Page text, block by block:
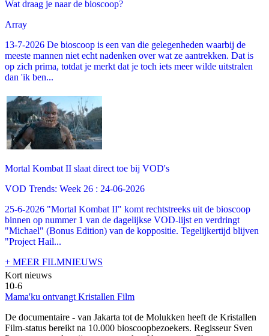
Wat draag je naar de bioscoop?
Array
13-7-2026 De bioscoop is een van die gelegenheden waarbij de
meeste mannen niet echt nadenken over wat ze aantrekken. Dat is
op zich prima, totdat je merkt dat je toch iets meer wilde uitstralen
dan 'ik ben...
Mortal Kombat II slaat direct toe bij VOD's
VOD Trends: Week 26 : 24-06-2026
25-6-2026 "Mortal Kombat II" komt rechtstreeks uit de bioscoop
binnen op nummer 1 van de dagelijkse VOD-lijst en verdringt
"Michael" (Bonus Edition) van de koppositie. Tegelijkertijd blijven
"Project Hail...
+ MEER FILMNIEUWS
Kort nieuws
10-6
Mama'ku ontvangt Kristallen Film
De documentaire - van Jakarta tot de Molukken heeft de Kristallen
Film-status bereikt na 10.000 bioscoopbezoekers. Regisseur Sven